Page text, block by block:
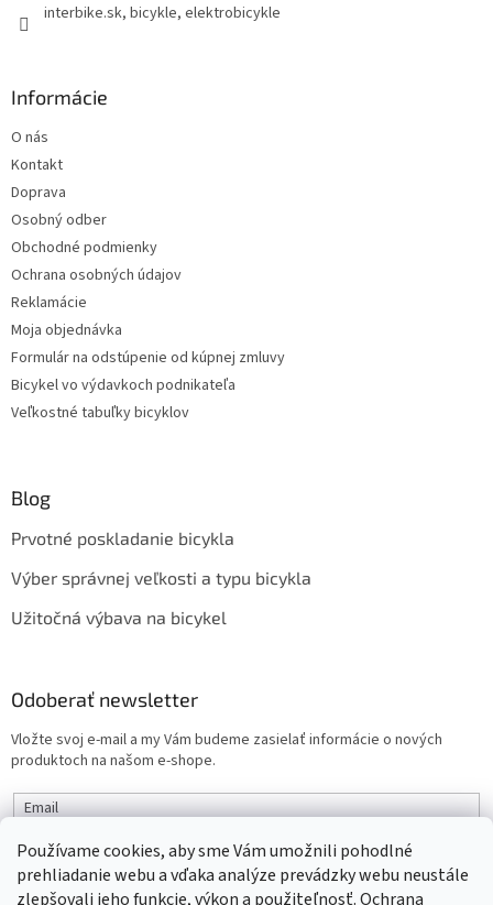
Používame cookies, aby sme Vám umožnili pohodlné
prehliadanie webu a vďaka analýze prevádzky webu neustále
zlepšovali jeho funkcie, výkon a použiteľnosť.Ochrana
interbike.sk, bicykle, elektrobicykle
Informácie
O nás
Kontakt
Doprava
Osobný odber
Obchodné podmienky
Ochrana osobných údajov
Reklamácie
Moja objednávka
Formulár na odstúpenie od kúpnej zmluvy
Bicykel vo výdavkoch podnikateľa
Veľkostné tabuľky bicyklov
Blog
Prvotné poskladanie bicykla
Výber správnej veľkosti a typu bicykla
Užitočná výbava na bicykel
Odoberať newsletter
Vložte svoj e-mail a my Vám budeme zasielať informácie o nových
produktoch na našom e-shope.
Email
PRIHLÁSIŤ SA